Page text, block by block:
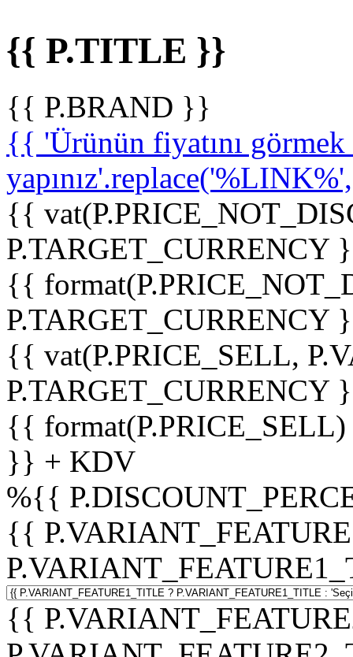
{{ P.TITLE }}
{{ P.BRAND }}
{{ 'Ürünün fiyatını
{{
P.TARGET_CURRENCY
{{
P.TARGET_CURRENCY
{{ vat(P.PRICE_SELL,
P.TARGET_CURRENCY
{{
}} + KDV
%{{
{{
{{